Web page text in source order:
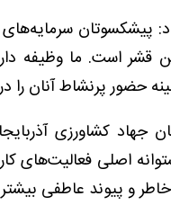
پیشکسوتان
قشر است. ما وظیفه
حضور پرنشاط آنان را
جهاد کشاورزی
اصلی فعالیت‌های
و پیوند عاطفی